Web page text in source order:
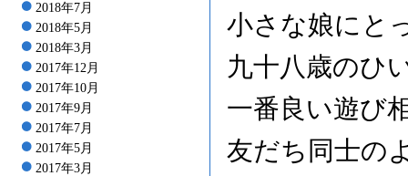
2018年7月
2018年5月
2018年3月
2017年12月
2017年10月
2017年9月
2017年7月
2017年5月
2017年3月
小さな娘にと
九十八歳のひ
一番良い遊び
友だち同士の